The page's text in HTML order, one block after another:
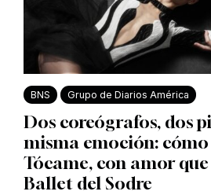
BNS Grupo de Diarios América
Dos coreógrafos, dos
misma emoción:
Tócame, con amor
Ballet del Sodre